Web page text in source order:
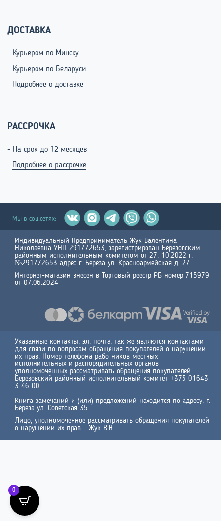
ДОСТАВКА
- Курьером по Минску
- Курьером по Беларуси
Подробнее о доставке
РАССРОЧКА
- На срок до 12 месяцев
Подробнее о рассрочке
Мы в соц.сетях:
Индивидуальный Предприниматель Жук Валентина
Николаевна УНП 291772653, зарегистрирован Березовским
районным исполнительным комитетом от 27. 10.2022 г.
№291772653 адрес г. Береза ул. Красноармейская д. 27.
Интернет-магазин внесен в Торговый реестр РБ номер 715979
от 07.06.2024
Указанные контакты, эл. почта, так же являются контактами
для связи по вопросам обращения покупателей о нарушении
их прав. Номер телефона работников местных
исполнительных и распорядительных органов
уполномоченных рассматривать обращения покупателей:
Березовский районный исполнительный комитет +375 01643
3 46 00
Книга замечаний и (или) предложений находится по адресу: г.
Береза ул. Советская 35
Лицо, уполномоченное рассматривать обращения покупателей
о нарушении их прав - Жук В.Н.
0